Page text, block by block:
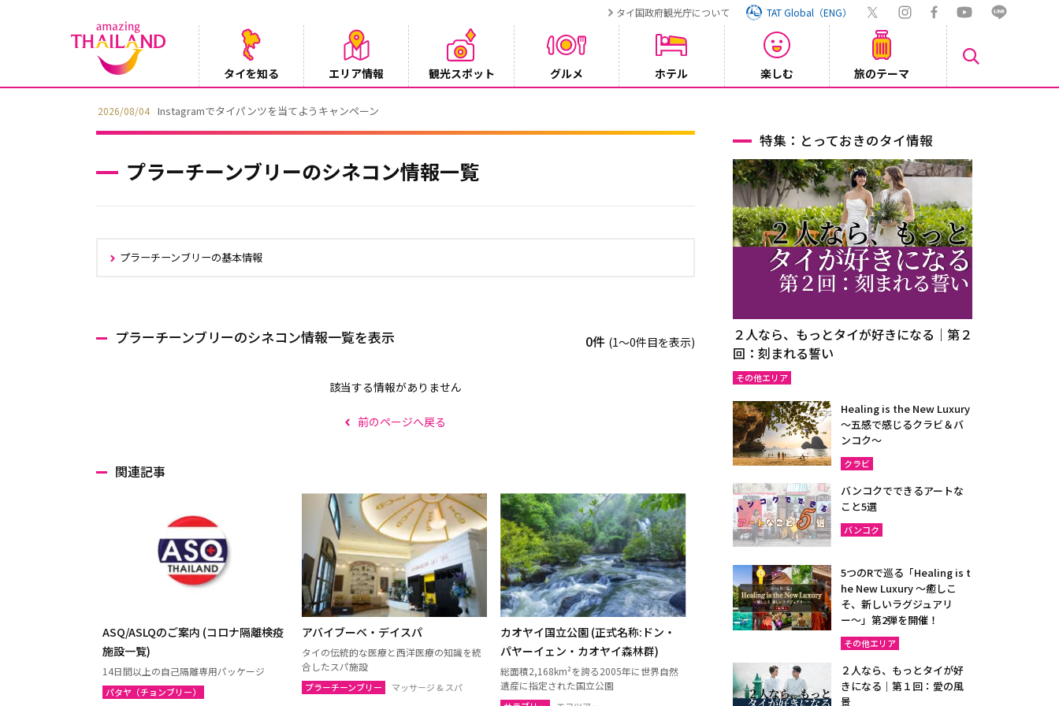
タイ国政府観光庁について TAT Global（ENG）
タイを知る エリア情報 観光スポット グルメ ホテル 楽しむ 旅のテーマ
2026/08/04 Instagramでタイパンツを当てようキャンペーン
プラーチーンブリーのシネコン情報一覧
プラーチーンブリーの基本情報
プラーチーンブリーのシネコン情報一覧を表示 0件 (1〜0件目を表示)
該当する情報がありません
前のページへ戻る
関連記事
ASQ/ASLQのご案内 (コロナ隔離検疫
施設一覧)
14日間以上の自己隔離専用パッケージ
パタヤ（チョンブリー）
アバイブーベ・デイスパ
タイの伝統的な医療と西洋医療の知識を統
合したスパ施設
プラーチーンブリー マッサージ & スパ
カオヤイ国立公園 (正式名称:ドン・
パヤーイェン・カオヤイ森林群)
総面積2,168km²を誇る2005年に世界自然
遺産に指定された国立公園
特集：とっておきのタイ情報
２人なら、もっとタイが好きになる｜第２
回：刻まれる誓い
その他エリア
Healing is the New Luxury
～五感で感じるクラビ＆バ
ンコク～
クラビ
バンコクでできるアートな
こと5選
バンコク
5つのRで巡る「Healing is t
he New Luxury ～癒しこ
そ、新しいラグジュアリ
ー〜」第2弾を開催！
その他エリア
２人なら、もっとタイが好
きになる｜第１回：愛の風
景